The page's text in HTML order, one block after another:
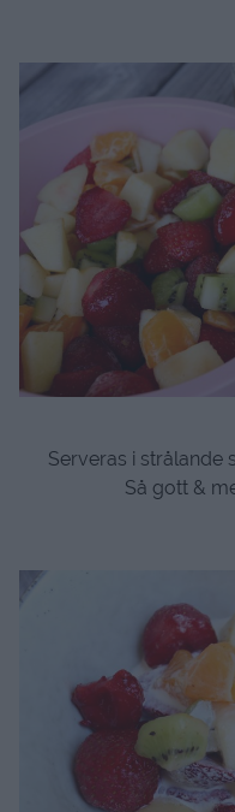
Serveras i strålande
Så gott &